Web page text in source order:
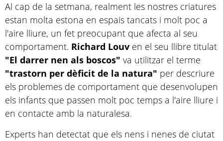
Al cap de la setmana, realment les nostres criatures
estan molta estona en espais tancats i molt poc a
l'aire lliure, un fet preocupant que afecta al seu
comportament. Richard Louv en el seu llibre titulat
"El darrer nen als boscos" va utilitzar el terme
"trastorn per dèficit de la natura" per descriure
els problemes de comportament que desenvolupen
els infants que passen molt poc temps a l'aire lliure i
en contacte amb la naturalesa.
Experts han detectat que els nens i nenes de ciutat